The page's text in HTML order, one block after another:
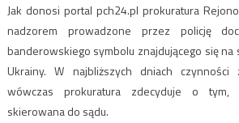
Jak donosi portal pch24.pl prokuratura
nadzorem prowadzone przez policję
banderowskiego symbolu znajdującego się
Ukrainy. W najbliższych dniach
wówczas prokuratura zdecyduje o tym,
skierowana do sądu.